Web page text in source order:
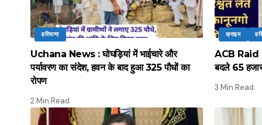
हरियाणा
Uchana News : घोघड़ियां में भाईचारे और
पर्यावरण का संदेश, हवन के बाद हुआ 325 पौधों का
रोपण
2 Min Read
क्राइम
ACB Raid :
बदले 65 हजार
3 Min Read